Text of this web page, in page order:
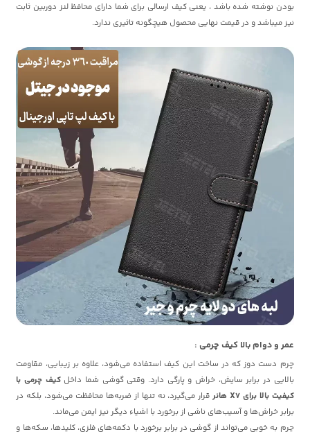
بودن نوشته شده باشد ، یعنی کیف ارسالی برای شما دارای محافظ لنز دوربین ثابت
نیز میباشد و در قیمت نهایی محصول هیچگونه تاثیری ندارد.
عمر و دوام بالا کیف چرمی :
چرم دست دوز که در ساخت این کیف استفاده می‌شود، علاوه بر زیبایی، مقاومت
بالایی در برابر سایش، خراش و پارگی دارد. وقتی گوشی شما داخلکیف چرمی با
کیفیت بالا برای X7 هانر
قرار می‌گیرد، نه تنها از ضربه‌ها محافظت می‌شود، بلکه در
برابر خراش‌ها و آسیب‌های ناشی از برخورد با اشیاء دیگر نیز ایمن می‌ماند.
چرم به خوبی می‌تواند از گوشی در برابر برخورد با دکمه‌های فلزی، کلیدها، سکه‌ها و